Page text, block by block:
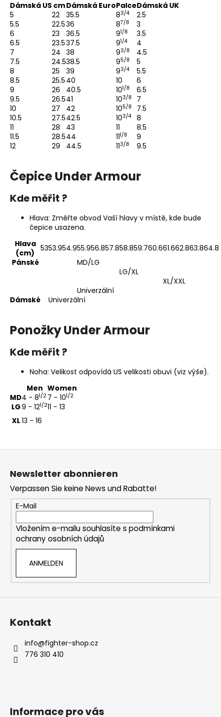
Dámská US cmDámská EuroPalceDámská UK
5
22 35.5 83/4
2.5
5.5
22.536 87/8
3
6
23 36.5 91/8
3.5
6.5
23.537.5 91/4
4
7
24 38 93/8
4.5
7.5
24.538.5 95/8
5
8
25 39 93/4
5.5
8.5
25.5 40 10
6
9
26 40.5 101/8
6.5
9.5
26.541 103/8
7
10
27 42 105/8
7.5
10.5
27.542.5 103/4
8
11
28 43 11
8.5
11.5
28.544 111/8
9
12
29 44.5 113/8 9.5
Čepice Under Armour
Kde měřit ?
Hlava: Změřte obvod Vaší hlavy v místě, kde bude
čepice usazena.
Hlava
(cm)
5353.954.955.956.857.858.859.760.661.662.863.864.8
Pánské
MD/LG
LG/XL
XL/XXL
Univerzální
Dámské
Univerzální
Ponožky Under Armour
Kde měřit ?
Noha: Velikost odpovídá US velikosti obuvi (viz výše).
Men Women
MD4 - 81/2 7 - 101/2
LG9 - 121/211 - 13
XL13 - 16
F
Newsletter abonnieren
Verpassen Sie keine News und Rabatte!
E-Mail
Vložením e-mailu souhlasíte s podmínkami
ochrany osobních údajů
ANMELDEN
Kontakt
info@fighter-shop.cz
776 310 410
Informace pro vás